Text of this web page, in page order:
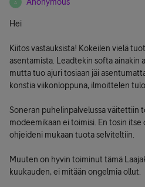
A
Hei
Kiitos vastauksista! Kokeilen vielä
asentamista. Leadtekin softa ainakin
mutta tuo ajuri tosiaan jäi
konstia viikonloppuna, ilmoittelen
Soneran puhelinpalvelussa väitettiin
modeemikaan ei toimisi. En tosin
ohjeideni mukaan tuota selviteltiin.
Muuten on hyvin toiminut tämä
kuukauden, ei mitään ongelmia ollut.